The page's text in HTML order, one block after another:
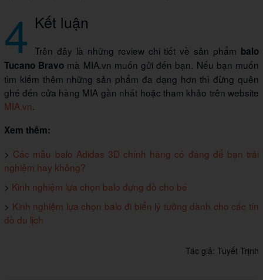
4 Kết luận
Trên đây là những review chi tiết về sản phẩm balo
Tucano Bravo mà MIA.vn muốn gửi đến bạn. Nếu bạn muốn
tìm kiếm thêm những sản phẩm đa dạng hơn thì đừng quên
ghé đến cửa hàng MIA gần nhất hoặc tham khảo trên website
MIA.vn.
Xem thêm:
> Các mẫu balo Adidas 3D chính hãng có đáng để bạn trải
nghiệm hay không?
> Kinh nghiệm lựa chọn balo đựng đồ cho bé
> Kinh nghiệm lựa chọn balo đi biển lý tưởng dành cho các tín
đồ du lịch
Tác giả: Tuyết Trịnh